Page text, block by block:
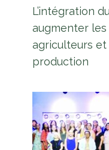
L’intégration
augmenter
agriculteurs
production